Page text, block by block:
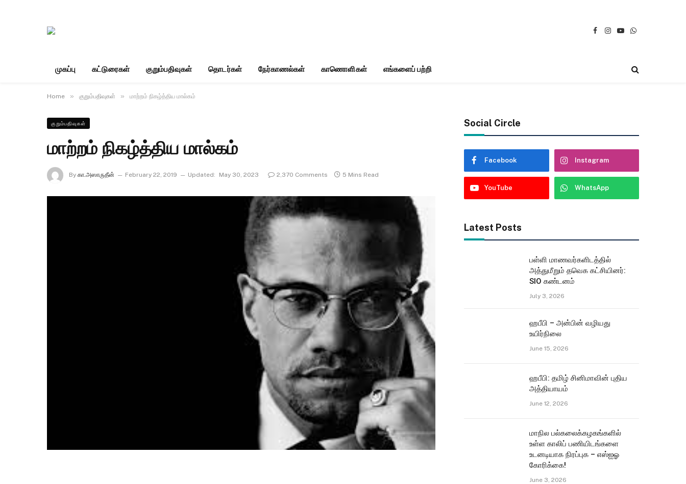
Facebook
Instagram
YouTubeWhatsApp
முகப்பு கட்டுரைகள் குறும்பதிவுகள் தொடர்கள் நேர்காணல்கள் காணொளிகள் எங்களைப் பற்றி
Home » குறும்பதிவுகள் » மாற்றம் நிகழ்த்திய மால்கம்
குறும்பதிவுகள்
மாற்றம் நிகழ்த்திய மால்கம்
By கா.அஸாருதீன் February 22, 2019 Updated: May 30, 2023 2,370 Comments 5 Mins Read
Social Circle
Facebook Instagram
YouTube WhatsApp
Latest Posts
பள்ளி மாணவர்களிடத்தில்
அத்துமீறும் தவெக கட்சியினர்:
SIO கண்டனம்
July 3, 2026
ஹபீபி – அன்பின் வழியது
உயிர்நிலை
June 15, 2026
ஹபீபி: தமிழ் சினிமாவின் புதிய
அத்தியாயம்
June 12, 2026
மாநில பல்கலைக்கழகங்களில்
உள்ள காலிப் பணியிடங்களை
உடனடியாக நிரப்புக – எஸ்ஐஓ
கோரிக்கை!
June 3, 2026